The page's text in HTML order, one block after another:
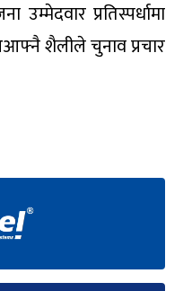
उम्मेदवार प्रतिस्पर्धामा
शैलीले चुनाव प्रचार